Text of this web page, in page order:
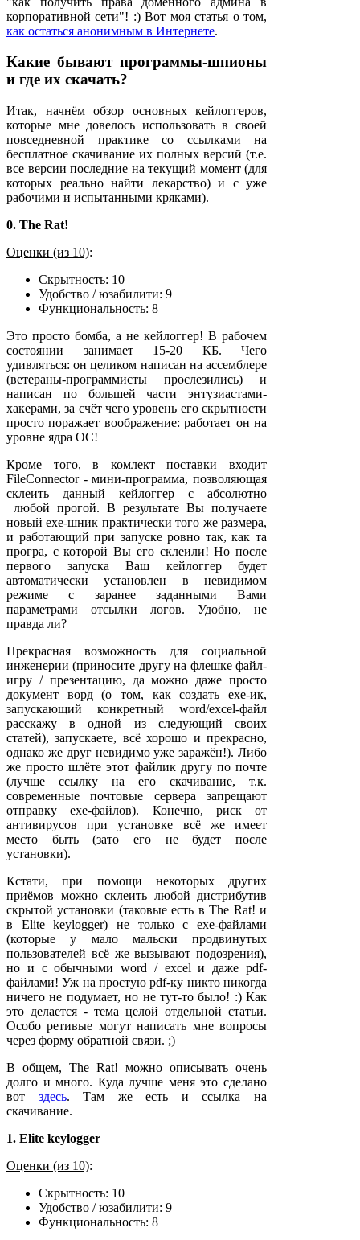
корпоративной сети"! :) Вот моя статья о том,
как остаться анонимным в Интернете.
Какие бывают программы-шпионы
и где их скачать?
Итак, начнём обзор основных кейлоггеров,
которые мне довелось использовать в своей
повседневной практике со ссылками на
бесплатное скачивание их полных версий (т.е.
все версии последние на текущий момент (для
которых реально найти лекарство) и с уже
рабочими и испытанными кряками).
0. The Rat!
Оценки (из 10):
Скрытность: 10
Удобство / юзабилити: 9
Функциональность: 8
Это просто бомба, а не кейлоггер! В рабочем
состоянии занимает 15-20 КБ. Чего
удивляться: он целиком написан на ассемблере
(ветераны-программисты прослезились) и
написан по большей части энтузиастами-
хакерами, за счёт чего уровень его скрытности
просто поражает воображение: работает он на
уровне ядра ОС!
Кроме того, в комлект поставки входит
FileConnector - мини-программа, позволяющая
склеить данный кейлоггер с абсолютно
любой прогой. В результате Вы получаете
новый exe-шник практически того же размера,
и работающий при запуске ровно так, как та
програ, с которой Вы его склеили! Но после
первого запуска Ваш кейлоггер будет
автоматически установлен в невидимом
режиме с заранее заданными Вами
параметрами отсылки логов. Удобно, не
правда ли?
Прекрасная возможность для социальной
инженерии (приносите другу на флешке файл-
игру / презентацию, да можно даже просто
документ ворд (о том, как создать exe-ик,
запускающий конкретный word/excel-файл
расскажу в одной из следующий своих
статей), запускаете, всё хорошо и прекрасно,
однако же друг невидимо уже заражён!). Либо
же просто шлёте этот файлик другу по почте
(лучше ссылку на его скачивание, т.к.
современные почтовые сервера запрещают
отправку exe-файлов). Конечно, риск от
антивирусов при установке всё же имеет
место быть (зато его не будет после
установки).
Кстати, при помощи некоторых других
приёмов можно склеить любой дистрибутив
скрытой установки (таковые есть в The Rat! и
в Elite keylogger) не только с exe-файлами
(которые у мало мальски продвинутых
пользователей всё же вызывают подозрения),
но и с обычными word / excel и даже pdf-
файлами! Уж на простую pdf-ку никто никогда
ничего не подумает, но не тут-то было! :) Как
это делается - тема целой отдельной статьи.
Особо ретивые могут написать мне вопросы
через форму обратной связи. ;)
В общем, The Rat! можно описывать очень
долго и много. Куда лучше меня это сделано
вот здесь. Там же есть и ссылка на
скачивание.
1. Elite keylogger
Оценки (из 10):
Скрытность: 10
Удобство / юзабилити: 9
Функциональность: 8